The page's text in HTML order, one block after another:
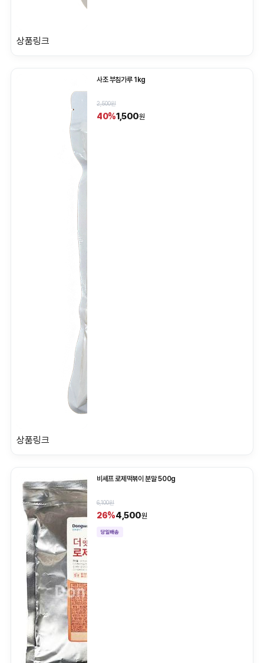
상품링크
사조 부침가루 1kg
2,500원
40%1,500원
상품링크
비셰프 로제떡볶이 분말 500g
6,100원
26%4,500원